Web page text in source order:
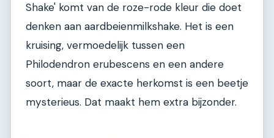
Shake' komt van de roze-rode kleur die doet
denken aan aardbeienmilkshake. Het is een
kruising, vermoedelijk tussen een
Philodendron erubescens en een andere
soort, maar de exacte herkomst is een beetje
mysterieus. Dat maakt hem extra bijzonder.